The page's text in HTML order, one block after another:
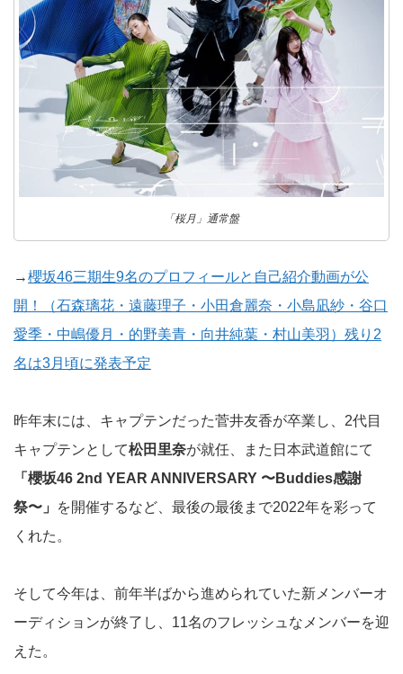
「桜月」通常盤
→櫻坂46三期生9名のプロフィールと自己紹介動画が公
開！（石森璃花・遠藤理子・小田倉麗奈・小島凪紗・谷口
愛季・中嶋優月・的野美青・向井純葉・村山美羽）残り2
名は3月頃に発表予定
昨年末には、キャプテンだった菅井友香が卒業し、2代目
キャプテンとして松田里奈が就任、また日本武道館にて
「櫻坂46 2nd YEAR ANNIVERSARY 〜Buddies感謝
祭〜」
を開催するなど、最後の最後まで2022年を彩って
くれた。
そして今年は、前年半ばから進められていた新メンバーオ
ーディションが終了し、11名のフレッシュなメンバーを迎
えた。